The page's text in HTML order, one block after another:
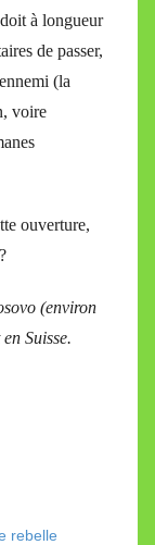
à longueur
de passer,
(la
voire
ouverture,
(environ
Suisse.
rebelle